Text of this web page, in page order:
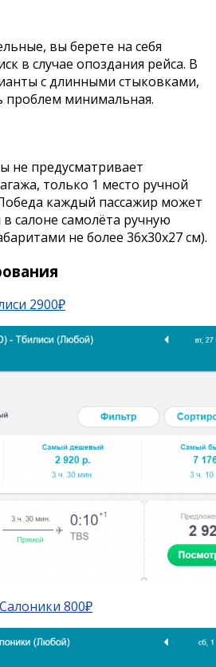
вы берете на себя
в случае опоздания рейса. В
с длинными стыковками,
проблем минимальная.
не предусматривает
только 1 место ручной
каждый пассажир может
салоне самолёта ручную
не более 36х30х27 см).
2900₽
800₽